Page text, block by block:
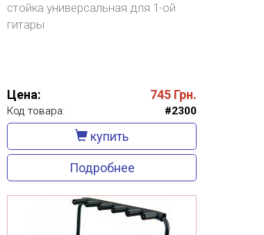
стойка универсальная для 1-ой
гитары
Цена: 745 Грн.
Код товара: #2300
купить
Подробнее